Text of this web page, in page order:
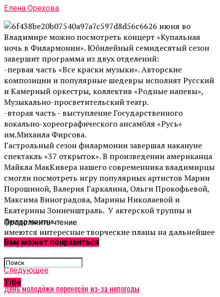
Елена Орехова
26 июня во
Владимире можно посмотреть концерт «Купальная
ночь в Филармонии». Юбилейный семидесятый сезон
завершит программа из двух отделений:
-первая часть «Все краски музыки». Авторские
композиции и популярные шедевры исполнят Русский
и Камерный оркестры, коллектив «Родные напевы»,
Музыкально-просветительский театр.
-вторая часть - выступление Государственного
вокально-хореографического ансамбля «Русь»
им.Михаила Фирсова.
Гастрольный сезон филармонии завершал накануне
спектакль «37 открыток». В произведении американца
Майкла МакКивера нашего современника владимирцы
смогли посмотреть игру популярных артистов Марии
Порошиной, Валерия Гаркалина, Ольги Прокофьевой,
Максима Виноградова, Марины Николаевой и
Екатерины Зонненштраль. У актерской труппы и
филармонии
имеются интересные творческие планы на дальнейшее
сотрудничество.
Related Topics:
Cледующее
День молодёжи перенесён из-за непогоды
Продолжить чтение
Вам может понравиться
Title